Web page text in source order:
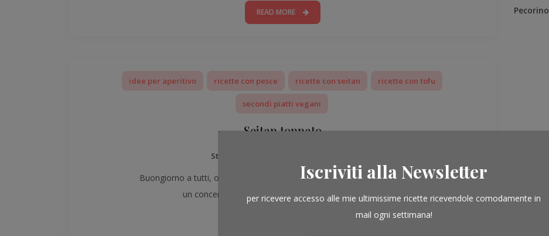
Iscriviti alla Newsletter
per ricevere accesso alle mie ultimissime ricette ricevendole comodamente in
mail ogni settimana!
READ MORE
idee per aperitivo ricette con pesce ricette con seitan ricette con tofu
secondi piatti vegani
Seitan tonnato
StefyGourmet
Buongiorno a tutti, oggi vi presento una bomba…Sì, perchè questa ricetta è
un concentrato di proteine all’ennesima potenza, per
Pecorino